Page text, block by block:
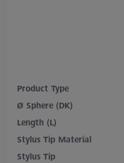
Product Type
Ø Sphere (DK)
Length (L)
Stylus Tip Material
Stylus Tip